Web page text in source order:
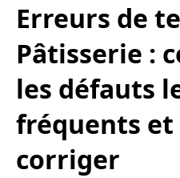
Erreurs de
Pâtisserie :
les défauts
fréquents et
corriger